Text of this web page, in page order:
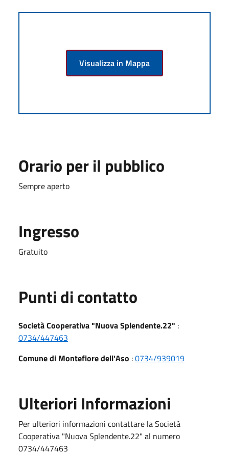
Visualizza in Mappa
Orario per il pubblico
Sempre aperto
Ingresso
Gratuito
Punti di contatto
Società Cooperativa "Nuova Splendente.22" :
0734/447463
Comune di Montefiore dell'Aso :0734/939019
Ulteriori Informazioni
Per ulteriori informazioni contattare la Società
Cooperativa "Nuova Splendente.22" al numero
0734/447463